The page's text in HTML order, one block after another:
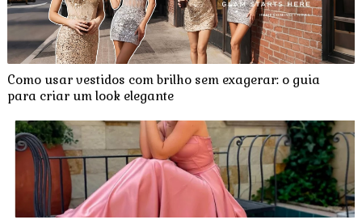
Como usar vestidos com brilho sem exagerar: o guia
para criar um look elegante